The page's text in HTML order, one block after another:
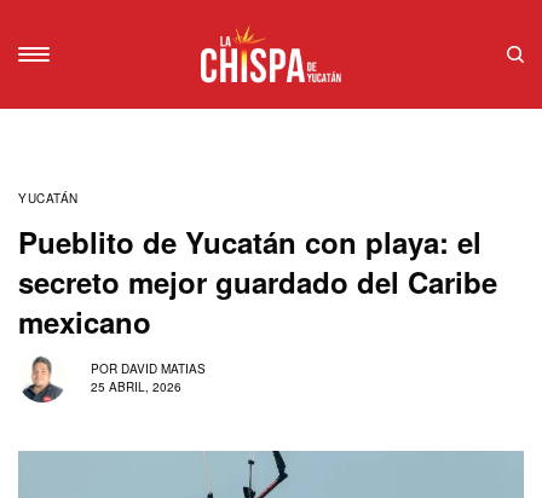
YUCATÁN
Pueblito de Yucatán con playa: el
secreto mejor guardado del Caribe
mexicano
POR DAVID MATIAS
25 ABRIL, 2026